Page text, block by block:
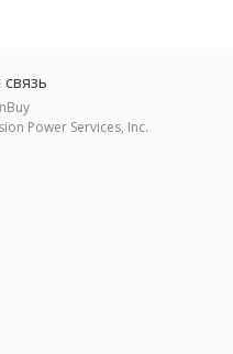
Power Services, Inc.